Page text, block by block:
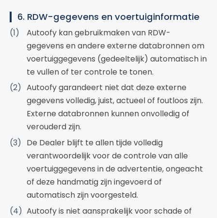
6. RDW-gegevens en voertuiginformatie
Autoofy kan gebruikmaken van RDW-
gegevens en andere externe databronnen om
voertuiggegevens (gedeeltelijk) automatisch in
te vullen of ter controle te tonen.
Autoofy garandeert niet dat deze externe
gegevens volledig, juist, actueel of foutloos zijn.
Externe databronnen kunnen onvolledig of
verouderd zijn.
De Dealer blijft te allen tijde volledig
verantwoordelijk voor de controle van alle
voertuiggegevens in de advertentie, ongeacht
of deze handmatig zijn ingevoerd of
automatisch zijn voorgesteld.
Autoofy is niet aansprakelijk voor schade of